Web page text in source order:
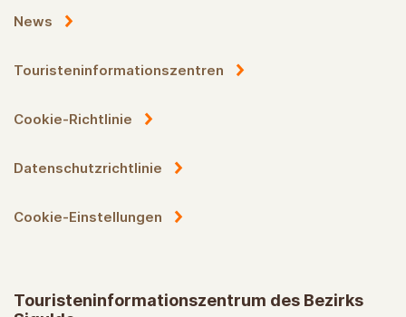
News
Touristeninformationszentren
Cookie-Richtlinie
Datenschutzrichtlinie
Cookie-Einstellungen
Touristeninformationszentrum des Bezirks